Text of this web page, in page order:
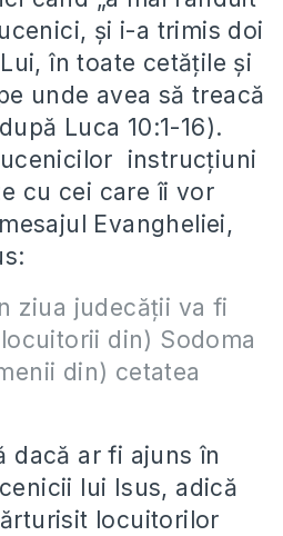
şi i-a trimis doi
în toate cetăţile şi
unde avea să treacă
Luca 10:1-16).
instrucţiuni
cu cei care îi vor
Evangheliei,
ziua judecăţii va fi
din) Sodoma
din) cetatea
dacă ar fi ajuns în
lui Isus, adică
locuitorilor